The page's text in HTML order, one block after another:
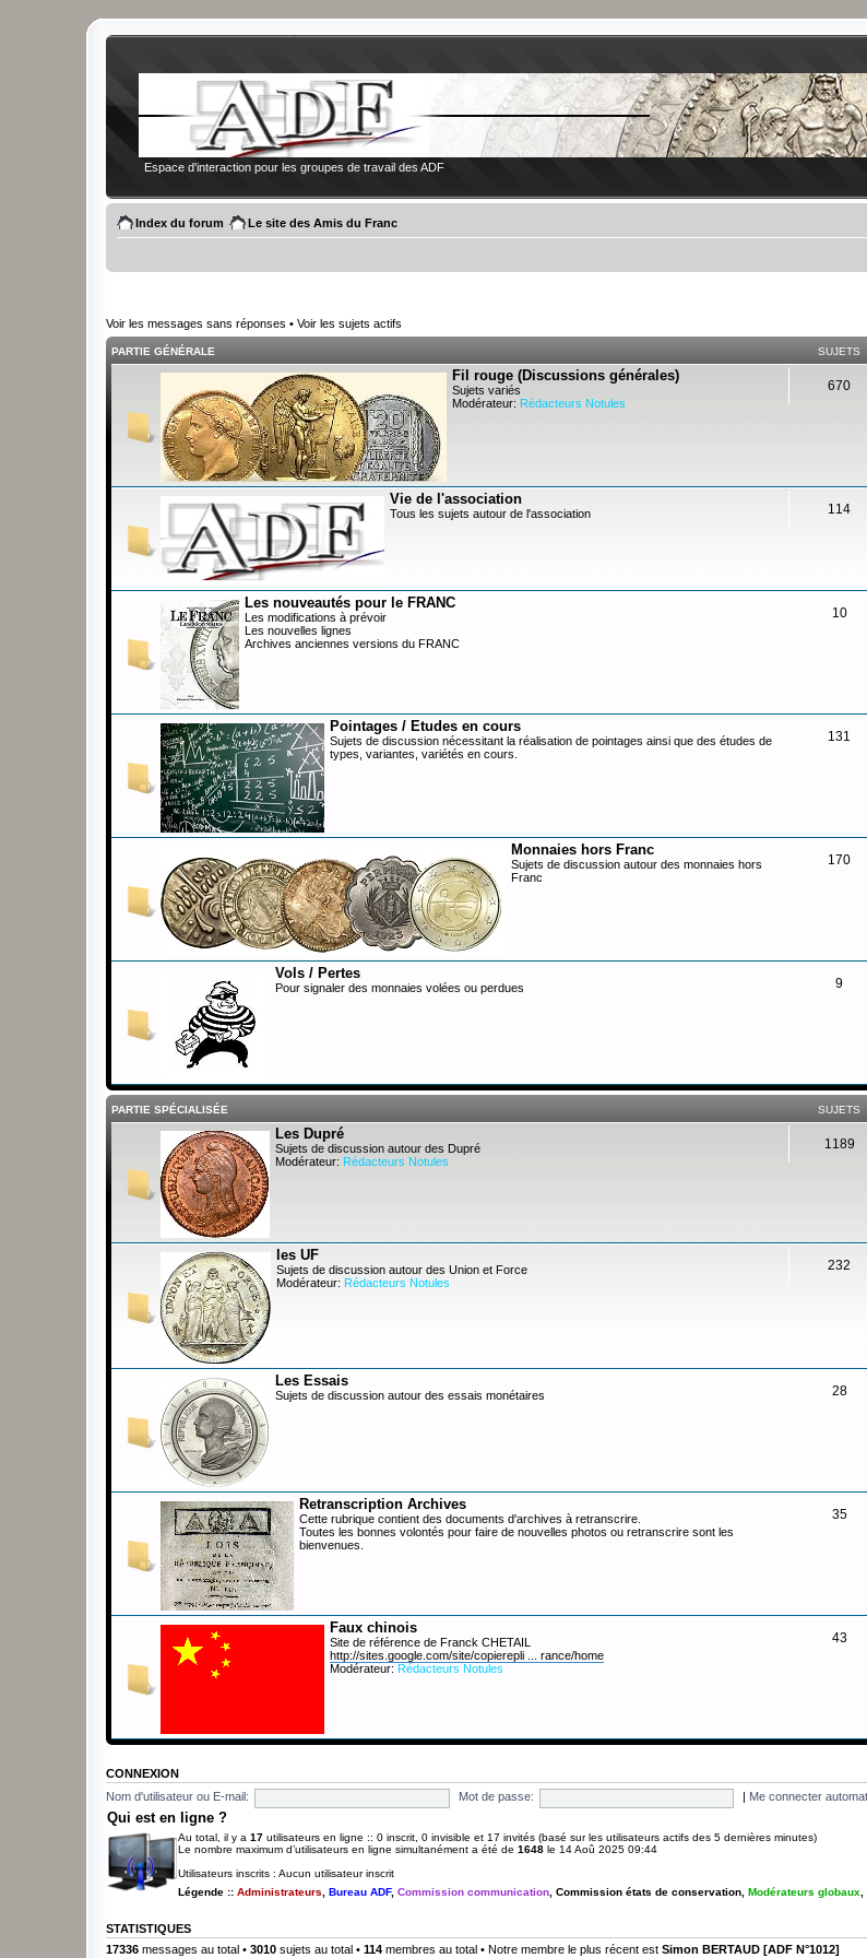
Espace d'interaction pour les groupes de travail des ADF
Index du forum Le site des Amis du Franc
Voir les messages sans réponses • Voir les sujets actifs
PARTIE GÉNÉRALE SUJETS
Fil rouge (Discussions générales)
Sujets variés
Modérateur: Rédacteurs Notules
670
Vie de l'association
Tous les sujets autour de l'association 114
Les nouveautés pour le FRANC
Les modifications à prévoir
Les nouvelles lignes
Archives anciennes versions du FRANC
10
Pointages / Etudes en cours
Sujets de discussion nécessitant la réalisation de pointages ainsi que des études de
types, variantes, variétés en cours.
131
Monnaies hors Franc
Sujets de discussion autour des monnaies hors
Franc
170
Vols / Pertes
Pour signaler des monnaies volées ou perdues 9
PARTIE SPÉCIALISÉE SUJETS
Les Dupré
Sujets de discussion autour des Dupré
Modérateur: Rédacteurs Notules
1189
les UF
Sujets de discussion autour des Union et Force
Modérateur: Rédacteurs Notules
232
Les Essais
Sujets de discussion autour des essais monétaires 28
Retranscription Archives
Cette rubrique contient des documents d'archives à retranscrire.
Toutes les bonnes volontés pour faire de nouvelles photos ou retranscrire sont les
bienvenues.
35
Faux chinois
Site de référence de Franck CHETAIL
http://sites.google.com/site/copierepli ... rance/home
Modérateur: Rédacteurs Notules
43
CONNEXION
Nom d'utilisateur ou E-mail:
Mot de passe: Me connecter
Qui est en ligne ?
Au total, il y a 17 utilisateurs en ligne :: 0 inscrit, 0 invisible et 17 invités (basé sur les utilisateurs actifs des 5 dernières minutes)
Le nombre maximum d’utilisateurs en ligne simultanément a été de 1648 le 14 Aoû 2025 09:44
Utilisateurs inscrits : Aucun utilisateur inscrit
Légende :: Administrateurs Bureau ADF, Commission communication Commission états de conservation Modérateurs globaux
STATISTIQUES
17336 messages au total • 3010 sujets au total • 114 membres au total • Notre membre le plus récent est Simon BERTAUD [ADF N°1012]